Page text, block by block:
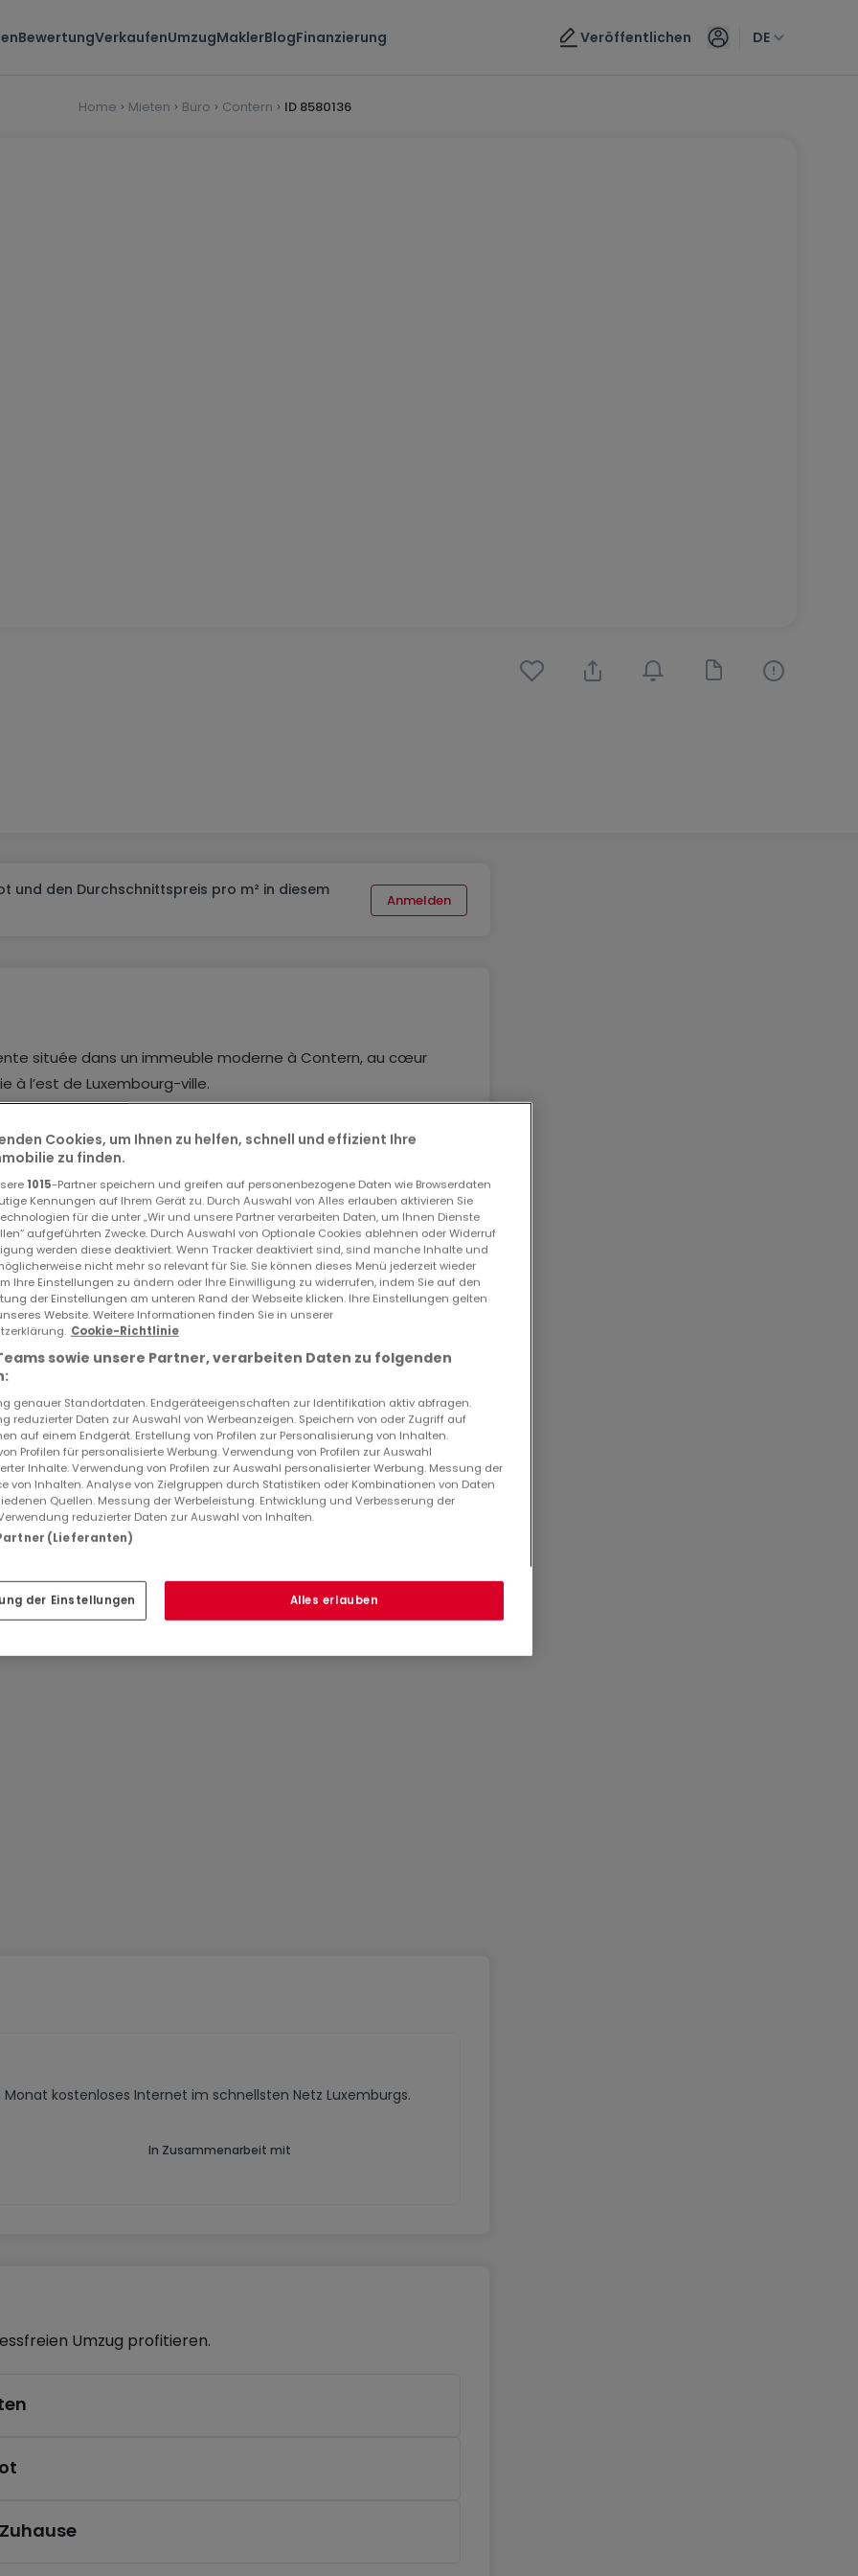
BewertungVerkaufenUmzugMaklerBlogFinanzierung Veröffentlichen DE
Home Mieten Büro Contern ID 8580136
und den Durchschnittspreis pro m² in diesem
Anmelden
située dans un immeuble moderne à Contern, au cœur
à l’est de Luxembourg-ville.
pouvant être aménagée librement en fonction des
des cabinets médicaux, des kinésithérapeutes, des salles
professionnelles.
installé par le propriétaire.
intérieurs.
locataire, tout comme les frais de poubelles. Les charges
de l'immeuble, l'entretien de l'ascenseur et du système
de TVA, à charge du locataire.
routières et de transports en commun. À proximité
service, plusieurs restaurants, ainsi que des entreprises
accessibilité, calme et proximité de la capitale, en fait un
ID atHome 8580136
ID Immobilienanbieter85858880
kostenloses Internet im schnellsten Netz Luxemburgs.
In Zusammenarbeit mit
Umzug profitieren.
Cookies, um Ihnen zu helfen, schnell und effizient Ihre
zu finden.
1015-Partner speichern und greifen auf personenbezogene Daten wie Browserdaten
Kennungen auf Ihrem Gerät zu. Durch Auswahl von Alles erlauben aktivieren Sie
für die unter „Wir und unsere Partner verarbeiten Daten, um Ihnen Dienste
aufgeführten Zwecke. Durch Auswahl von Optionale Cookies ablehnen oder Widerruf
werden diese deaktiviert. Wenn Tracker deaktiviert sind, sind manche Inhalte und
nicht mehr so relevant für Sie. Sie können dieses Menü jederzeit wieder
Ihre Einstellungen zu ändern oder Ihre Einwilligung zu widerrufen, indem Sie auf den
der Einstellungen am unteren Rand der Webseite klicken. Ihre Einstellungen gelten
Website. Weitere Informationen finden Sie in unserer
Cookie-Richtlinie
sowie unsere Partner, verarbeiten Daten zu folgenden
genauer Standortdaten. Endgeräteeigenschaften zur Identifikation aktiv abfragen.
reduzierter Daten zur Auswahl von Werbeanzeigen. Speichern von oder Zugriff auf
auf einem Endgerät. Erstellung von Profilen zur Personalisierung von Inhalten.
Profilen für personalisierte Werbung. Verwendung von Profilen zur Auswahl
Inhalte. Verwendung von Profilen zur Auswahl personalisierter Werbung. Messung der
von Inhalten. Analyse von Zielgruppen durch Statistiken oder Kombinationen von Daten
Quellen. Messung der Werbeleistung. Entwicklung und Verbesserung der
reduzierter Daten zur Auswahl von Inhalten.
(Lieferanten)
der Einstellungen Alles erlauben